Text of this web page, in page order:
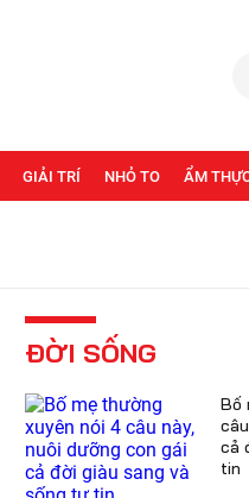
GIẢI TRÍ NHỎ TO ẨM
ĐỜI SỐNG
Bố
cả
tin